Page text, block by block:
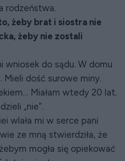
rodzeństwa.
żeby brat i siostra nie
żeby nie zostali
wniosek do sądu. W domu
Mieli dość surowe miny.
Miałam wtedy 20 lat.
„nie”.
wlała mi w serce pani
ze mną stwierdziła, że
mogła się opiekować